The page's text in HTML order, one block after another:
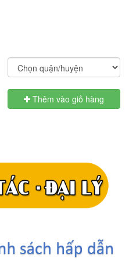
Thêm vào giỏ hàng